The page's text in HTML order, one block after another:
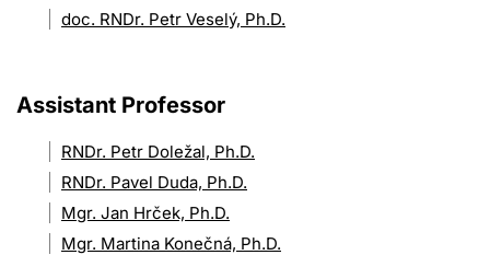
doc. RNDr. Petr Veselý, Ph.D.
Assistant Professor
RNDr. Petr Doležal, Ph.D.
RNDr. Pavel Duda, Ph.D.
Mgr. Jan Hrček, Ph.D.
Mgr. Martina Konečná, Ph.D.